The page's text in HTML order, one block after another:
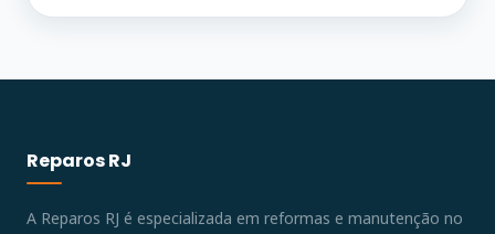
Reparos RJ
A Reparos RJ é especializada em reformas e manutenção no